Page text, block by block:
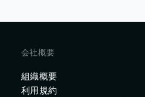
会社概要
組織概要
利用規約